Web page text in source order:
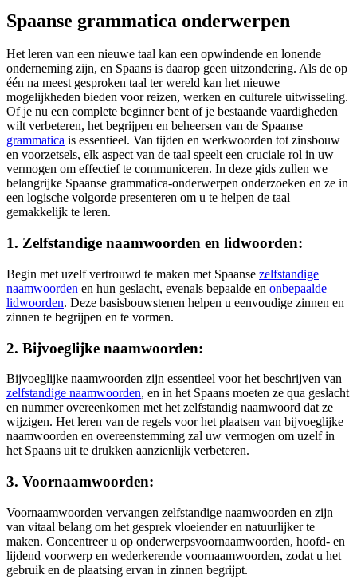
Spaanse grammatica onderwerpen
Het leren van een nieuwe taal kan een opwindende en lonende
onderneming zijn, en Spaans is daarop geen uitzondering. Als de op
één na meest gesproken taal ter wereld kan het nieuwe
mogelijkheden bieden voor reizen, werken en culturele uitwisseling.
Of je nu een complete beginner bent of je bestaande vaardigheden
wilt verbeteren, het begrijpen en beheersen van de Spaanse
grammatica is essentieel. Van tijden en werkwoorden tot zinsbouw
en voorzetsels, elk aspect van de taal speelt een cruciale rol in uw
vermogen om effectief te communiceren. In deze gids zullen we
belangrijke Spaanse grammatica-onderwerpen onderzoeken en ze in
een logische volgorde presenteren om u te helpen de taal
gemakkelijk te leren.
1. Zelfstandige naamwoorden en lidwoorden:
Begin met uzelf vertrouwd te maken met Spaanse zelfstandige
naamwoorden en hun geslacht, evenals bepaalde en onbepaalde
lidwoorden. Deze basisbouwstenen helpen u eenvoudige zinnen en
zinnen te begrijpen en te vormen.
2. Bijvoeglijke naamwoorden:
Bijvoeglijke naamwoorden zijn essentieel voor het beschrijven van
zelfstandige naamwoorden, en in het Spaans moeten ze qua geslacht
en nummer overeenkomen met het zelfstandig naamwoord dat ze
wijzigen. Het leren van de regels voor het plaatsen van bijvoeglijke
naamwoorden en overeenstemming zal uw vermogen om uzelf in
het Spaans uit te drukken aanzienlijk verbeteren.
3. Voornaamwoorden:
Voornaamwoorden vervangen zelfstandige naamwoorden en zijn
van vitaal belang om het gesprek vloeiender en natuurlijker te
maken. Concentreer u op onderwerpsvoornaamwoorden, hoofd- en
lijdend voorwerp en wederkerende voornaamwoorden, zodat u het
gebruik en de plaatsing ervan in zinnen begrijpt.